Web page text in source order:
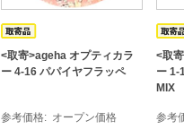
<取寄>ageha オプティカラ
ー 4-16 パパイヤフラッペ
参考価格 オープン価格
<取
ー 1-
MIX
参考